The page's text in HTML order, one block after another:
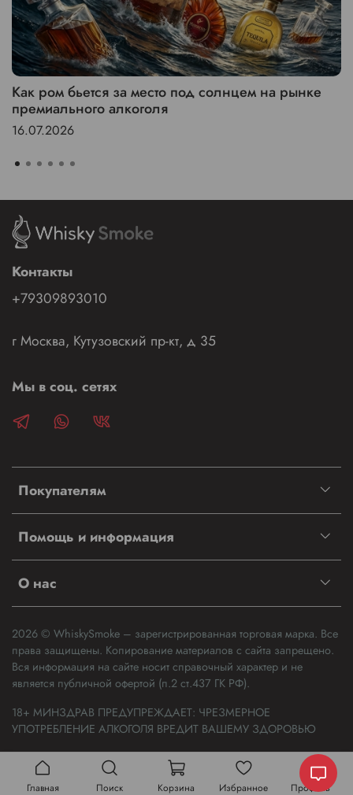
Как ром бьется за место под солнцем на рынке
премиального алкоголя
16.07.2026
Покупателям
Помощь и информация
О нас
Контакты
+79309893010
г Москва, Кутузовский пр-кт, д 35
Мы в соц. сетях
2026 © WhiskySmoke – зарегистрированная торговая марка. Все
права защищены. Копирование материалов с сайта запрещено.
Вся информация на сайте носит справочный характер и не
является публичной офертой (п.2 ст.437 ГК РФ).
18+ МИНЗДРАВ ПРЕДУПРЕЖДАЕТ: ЧРЕЗМЕРНОЕ
УПОТРЕБЛЕНИЕ АЛКОГОЛЯ ВРЕДИТ ВАШЕМУ ЗДОРОВЬЮ
Главная Поиск Корзина Избранное Профиль